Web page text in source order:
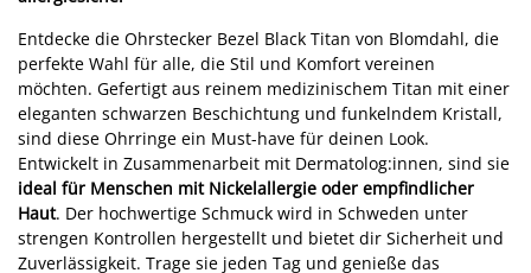
Entdecke die Ohrstecker Bezel Black Titan von Blomdahl, die
perfekte Wahl für alle, die Stil und Komfort vereinen
möchten. Gefertigt aus reinem medizinischem Titan mit einer
eleganten schwarzen Beschichtung und funkelndem Kristall,
sind diese Ohrringe ein Must-have für deinen Look.
Entwickelt in Zusammenarbeit mit Dermatolog:innen, sind sie
ideal für Menschen mit Nickelallergie oder empfindlicher
Haut. Der hochwertige Schmuck wird in Schweden unter
strengen Kontrollen hergestellt und bietet dir Sicherheit und
Zuverlässigkeit. Trage sie jeden Tag und genieße das